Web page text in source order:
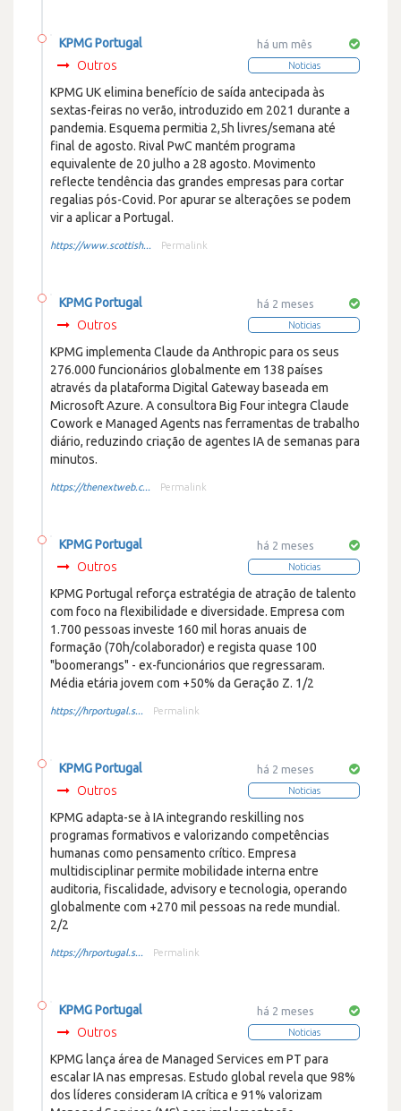
há um mês
Noticias
KPMG Portugal
Outros
KPMG UK elimina benefício de saída antecipada às
sextas-feiras no verão, introduzido em 2021 durante a
pandemia. Esquema permitia 2,5h livres/semana até
final de agosto. Rival PwC mantém programa
equivalente de 20 julho a 28 agosto. Movimento
reflecte tendência das grandes empresas para cortar
regalias pós-Covid. Por apurar se alterações se podem
vir a aplicar a Portugal.
https://www.scottish... Permalink
há 2 meses
Noticias
KPMG Portugal
Outros
KPMG implementa Claude da Anthropic para os seus
276.000 funcionários globalmente em 138 países
através da plataforma Digital Gateway baseada em
Microsoft Azure. A consultora Big Four integra Claude
Cowork e Managed Agents nas ferramentas de trabalho
diário, reduzindo criação de agentes IA de semanas para
minutos.
https://thenextweb.c... Permalink
há 2 meses
Noticias
KPMG Portugal
Outros
KPMG Portugal reforça estratégia de atração de talento
com foco na flexibilidade e diversidade. Empresa com
1.700 pessoas investe 160 mil horas anuais de
formação (70h/colaborador) e regista quase 100
"boomerangs" - ex-funcionários que regressaram.
Média etária jovem com +50% da Geração Z. 1/2
https://hrportugal.s... Permalink
há 2 meses
Noticias
KPMG Portugal
Outros
KPMG adapta-se à IA integrando reskilling nos
programas formativos e valorizando competências
humanas como pensamento crítico. Empresa
multidisciplinar permite mobilidade interna entre
auditoria, fiscalidade, advisory e tecnologia, operando
globalmente com +270 mil pessoas na rede mundial.
2/2
https://hrportugal.s... Permalink
há 2 meses
Noticias
KPMG Portugal
Outros
KPMG lança área de Managed Services em PT para
escalar IA nas empresas. Estudo global revela que 98%
dos líderes consideram IA crítica e 91% valorizam